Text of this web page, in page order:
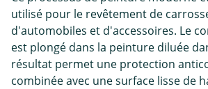
utilisé pour le revêtement de
d'automobiles et d'accessoires. Le
est plongé dans la peinture diluée
résultat permet une protection
combinée avec une surface lisse de